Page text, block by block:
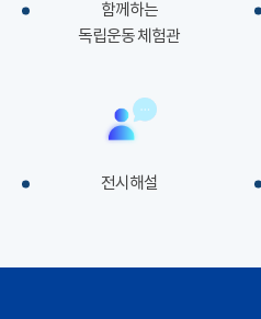
함께하는
독립운동 체험관
전시해설